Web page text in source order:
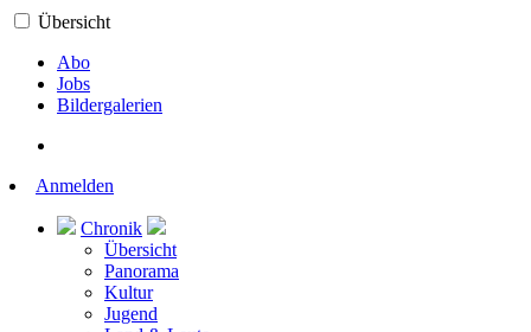
Übersicht
Abo
Jobs
Bildergalerien
Anmelden
Chronik
Übersicht
Panorama
Kultur
Jugend